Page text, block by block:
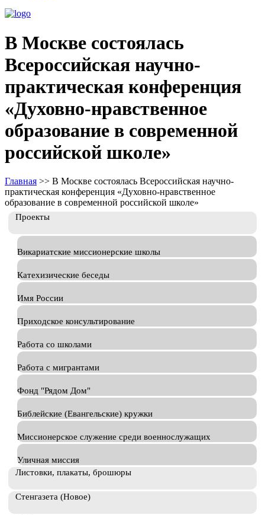
В Москве состоялась
Всероссийская научно-
практическая конференция
«Духовно-нравственное
образование в современной
российской школе»
Главная >> В Москве состоялась Всероссийская научно-
практическая конференция «Духовно-нравственное
образование в современной российской школе»
Проекты
Викариатские миссионерские школы
Катехизические беседы
Имя России
Приходское консультирование
Работа со школами
Работа с мигрантами
Фонд "Рядом Дом"
Библейские (Евангельские) кружки
Миссионерское служение среди военнослужащих
Уличная миссия
Листовки, плакаты, брошюры
Стенгазета (Новое)